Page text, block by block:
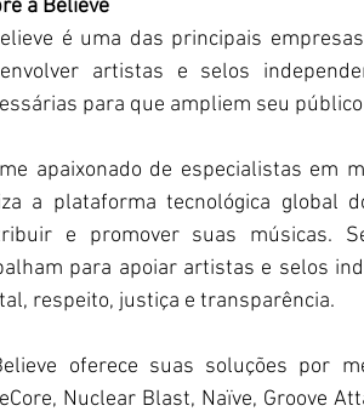
a Believe
é uma das principais
artistas e selos
para que ampliem seu
apaixonado de especialistas em
a plataforma tecnológica global
e promover suas músicas.
para apoiar artistas e selos
respeito, justiça e transparência.
oferece suas soluções por
Nuclear Blast, Naïve, Groove